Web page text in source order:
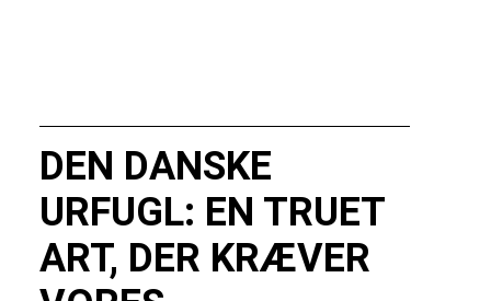
DEN DANSKE
URFUGL: EN TRUET
ART, DER KRÆVER